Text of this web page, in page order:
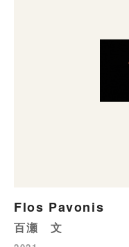
Flos Pavonis
百瀬 文